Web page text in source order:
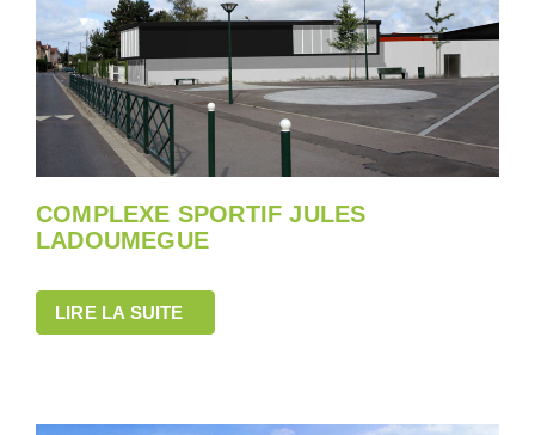
COMPLEXE SPORTIF JULES
LADOUMEGUE
LIRE LA SUITE